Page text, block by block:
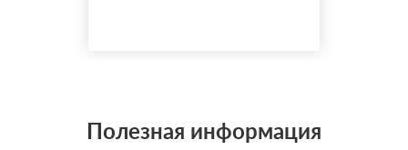
консултации ✝️☪️ на
данных консультациях
Полезная информация